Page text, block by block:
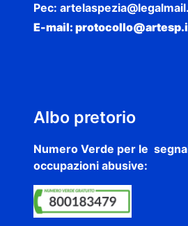
Pec:
E-mail:
Albo pretorio
Numero Verde per le
occupazioni abusive: